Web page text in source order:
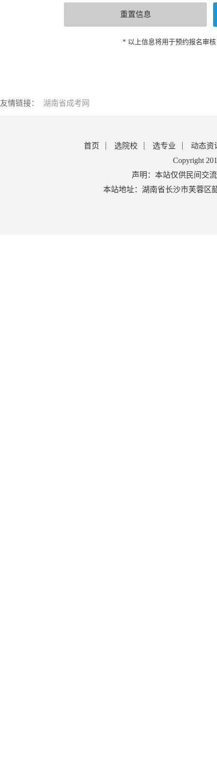
* 以上信息将用于预约报名审
友情链接： 湖南省成考网
首页 选院校 选专业
动态资
Copyright
声明：本站仅供民间交
本站地址：湖南省长沙市芙蓉区